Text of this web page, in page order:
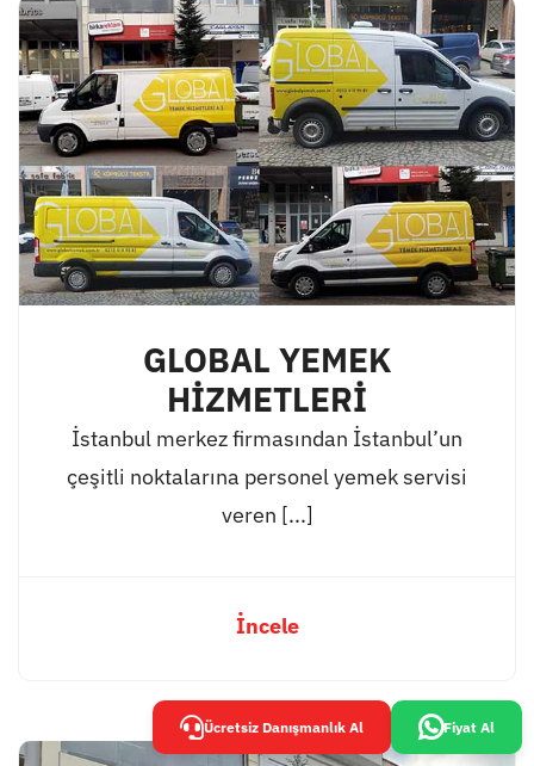
GLOBAL YEMEK
HİZMETLERİ
İstanbul merkez firmasından İstanbul’un
çeşitli noktalarına personel yemek servisi
veren [...]
İncele
Ücretsiz Danışmanlık Al Fiyat Al